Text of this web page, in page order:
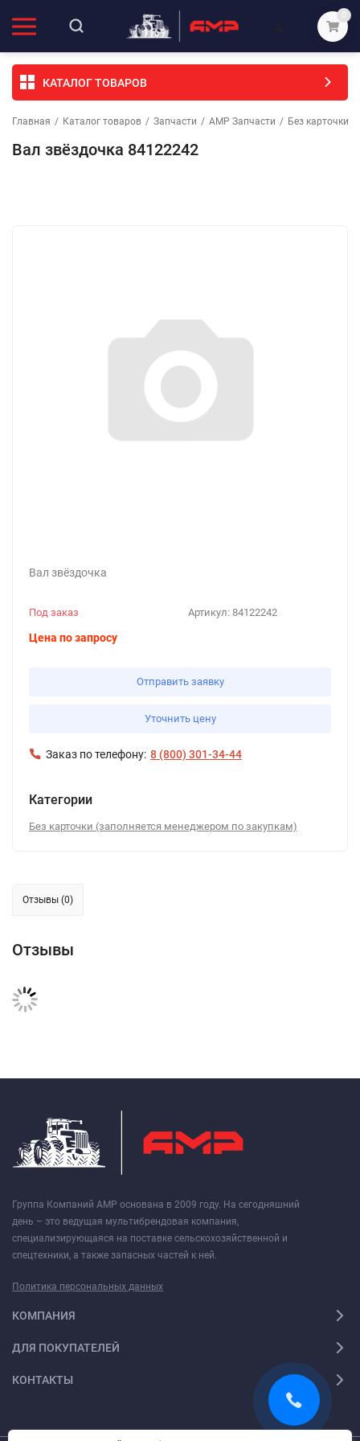
0
КАТАЛОГ ТОВАРОВ
Главная / Каталог товаров / Запчасти / АМР Запчасти / Без карточки
Вал звёздочка 84122242
Вал звёздочка
Артикул: 84122242
Под заказ
Цена по запросу
Отправить заявку
Уточнить цену
Заказ по телефону: 8 (800) 301-34-44
Категории
Без карточки (заполняется менеджером по закупкам)
Отзывы (0)
Отзывы
Группа Компаний АМР основана в 2009 году. На сегодняшний
день – это ведущая мультибрендовая компания,
специализирующаяся на поставке сельскохозяйственной и
спецтехники, а также запасных частей к ней.
Политика персональных данных
КОМПАНИЯ
ДЛЯ ПОКУПАТЕЛЕЙ
КОНТАКТЫ